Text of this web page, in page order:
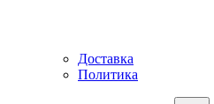
Доставка
Политика